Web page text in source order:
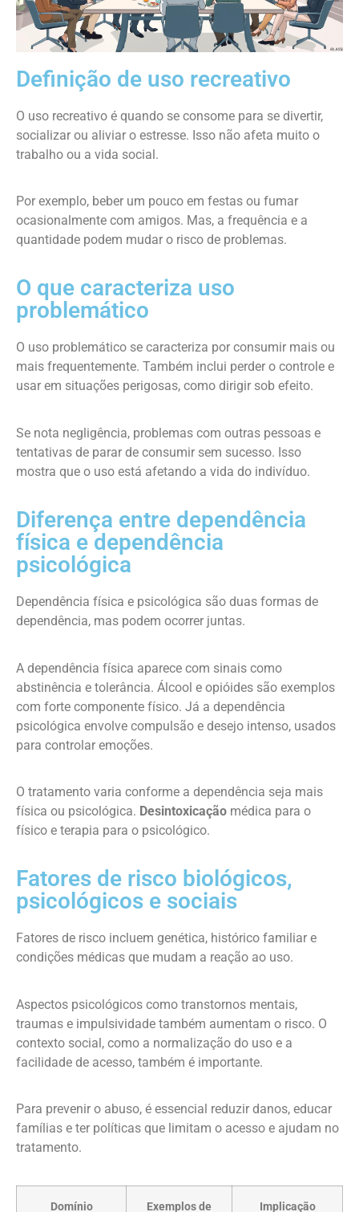
Definição de uso recreativo
O uso recreativo é quando se consome para se divertir,
socializar ou aliviar o estresse. Isso não afeta muito o
trabalho ou a vida social.
Por exemplo, beber um pouco em festas ou fumar
ocasionalmente com amigos. Mas, a frequência e a
quantidade podem mudar o risco de problemas.
O que caracteriza uso
problemático
O uso problemático se caracteriza por consumir mais ou
mais frequentemente. Também inclui perder o controle e
usar em situações perigosas, como dirigir sob efeito.
Se nota negligência, problemas com outras pessoas e
tentativas de parar de consumir sem sucesso. Isso
mostra que o uso está afetando a vida do indivíduo.
Diferença entre dependência
física e dependência
psicológica
Dependência física e psicológica são duas formas de
dependência, mas podem ocorrer juntas.
A dependência física aparece com sinais como
abstinência e tolerância. Álcool e opióides são exemplos
com forte componente físico. Já a dependência
psicológica envolve compulsão e desejo intenso, usados
para controlar emoções.
O tratamento varia conforme a dependência seja mais
física ou psicológica. Desintoxicação médica para o
físico e terapia para o psicológico.
Fatores de risco biológicos,
psicológicos e sociais
Fatores de risco incluem genética, histórico familiar e
condições médicas que mudam a reação ao uso.
Aspectos psicológicos como transtornos mentais,
traumas e impulsividade também aumentam o risco. O
contexto social, como a normalização do uso e a
facilidade de acesso, também é importante.
Para prevenir o abuso, é essencial reduzir danos, educar
famílias e ter políticas que limitam o acesso e ajudam no
tratamento.
Domínio Exemplos de Implicação